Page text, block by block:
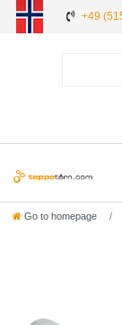
+49
Go to homepage